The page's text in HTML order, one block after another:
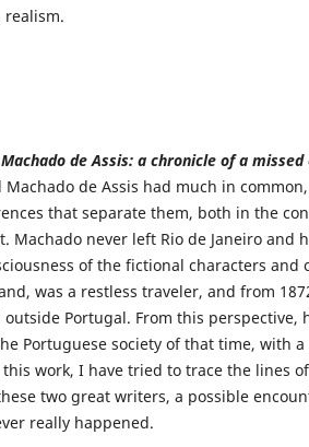
de Assis: a chronicle of a
Machado de Assis had much in
that separate them, both in the
Machado never left Rio de Janeiro and
of the fictional characters and
was a restless traveler, and from
Portugal. From this perspective,
Portuguese society of that time, with
work, I have tried to trace the lines
two great writers, a possible
really happened.